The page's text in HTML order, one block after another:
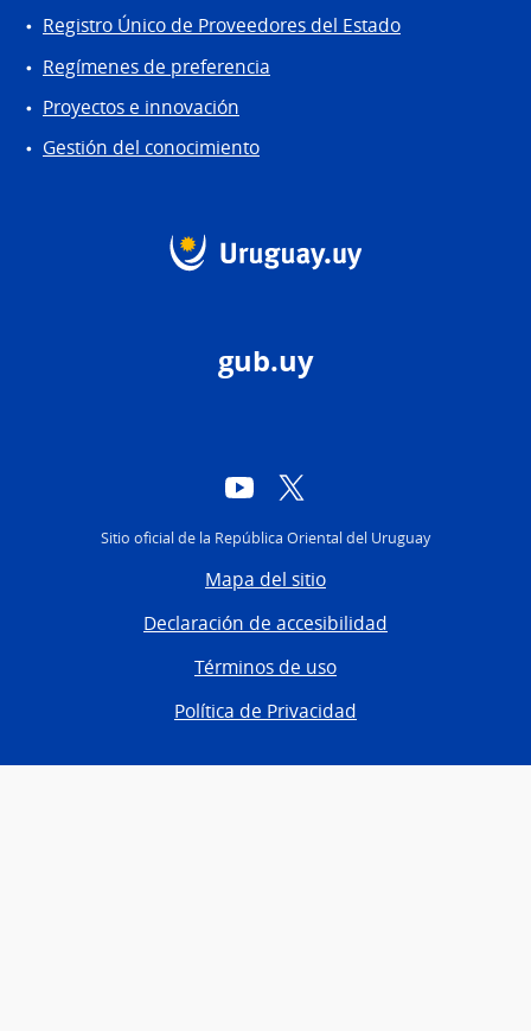
Registro Único de Proveedores del Estado
Regímenes de preferencia
Proyectos e innovación
Gestión del conocimiento
gub.uy
YouTube
Sitio oficial de la República Oriental del Uruguay
Mapa del sitio
Declaración de accesibilidad
Términos de uso
Política de Privacidad